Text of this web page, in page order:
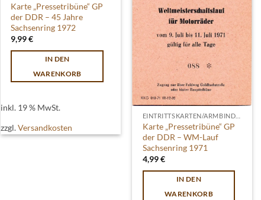
Karte „Pressetribüne“ GP
der DDR – 45 Jahre
Sachsenring 1972
9,99€
IN DEN
WARENKORB
inkl. 19 % MwSt.
zzgl.Versandkosten
Karte „Pressetribüne“ GP
der DDR – WM-Lauf
Sachsenring 1971
4,99€
IN DEN
WARENKORB